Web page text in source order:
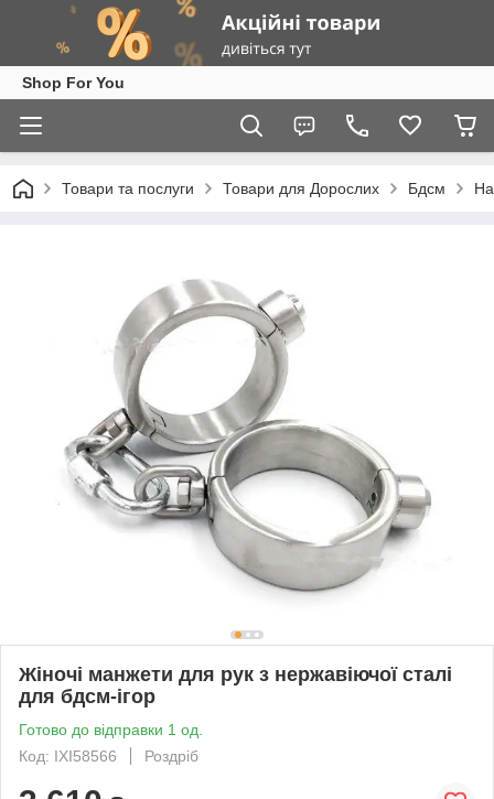
Shop For You
Товари та послуги Товари для Дорослих Бдсм
Жіночі манжети для рук з нержавіючої сталі
для бдсм-ігор
Готово до відправки 1 од.
Код: IXI58566
Роздріб